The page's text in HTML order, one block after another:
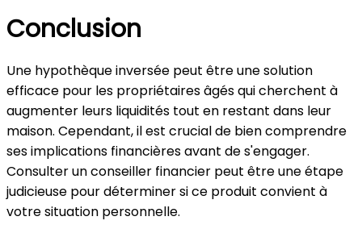
Conclusion
Une hypothèque inversée peut être une solution
efficace pour les propriétaires âgés qui cherchent à
augmenter leurs liquidités tout en restant dans leur
maison. Cependant, il est crucial de bien comprendre
ses implications financières avant de s'engager.
Consulter un conseiller financier peut être une étape
judicieuse pour déterminer si ce produit convient à
votre situation personnelle.